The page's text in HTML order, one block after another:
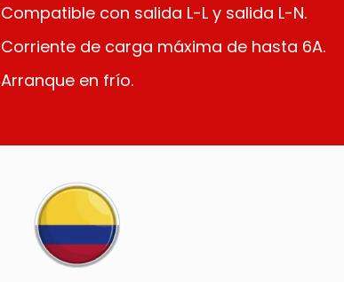
Compatible con salida L-L y salida L-N.
Corriente de carga máxima de hasta 6A.
Arranque en frío.